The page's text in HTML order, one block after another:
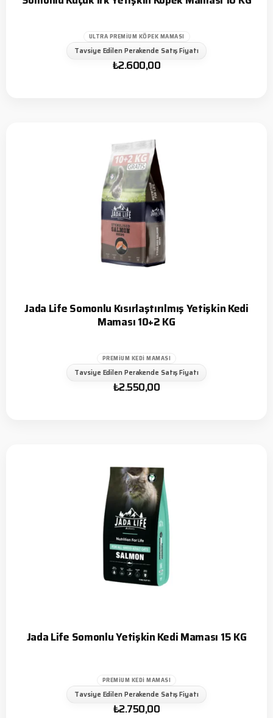
ULTRA PREMIUM KÖPEK MAMASI
Tavsiye Edilen Perakende Satış Fiyatı
₺2.600,00
Jada Life Somonlu Kısırlaştırılmış Yetişkin Kedi
Maması 10+2 KG
PREMIUM KEDI MAMASI
Tavsiye Edilen Perakende Satış Fiyatı
₺2.550,00
Jada Life Somonlu Yetişkin Kedi Maması 15 KG
PREMIUM KEDI MAMASI
Tavsiye Edilen Perakende Satış Fiyatı
₺2.750,00